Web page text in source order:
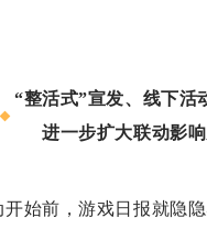
“整活式”宣发、线下活
进一步扩大联动影
开始前，游戏日报就隐